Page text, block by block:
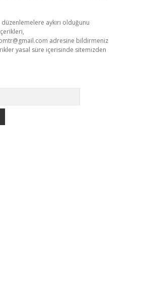
aykırı olduğunu
adresine bildirmeniz
yasal süre içerisinde sitemizden